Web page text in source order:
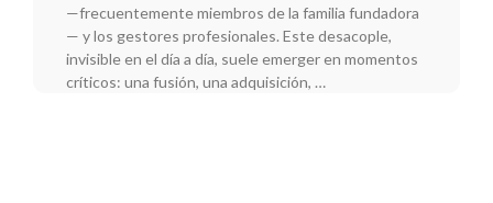
—frecuentemente miembros de la familia fundadora
— y los gestores profesionales. Este desacople,
invisible en el día a día, suele emerger en momentos
críticos: una fusión, una adquisición, …